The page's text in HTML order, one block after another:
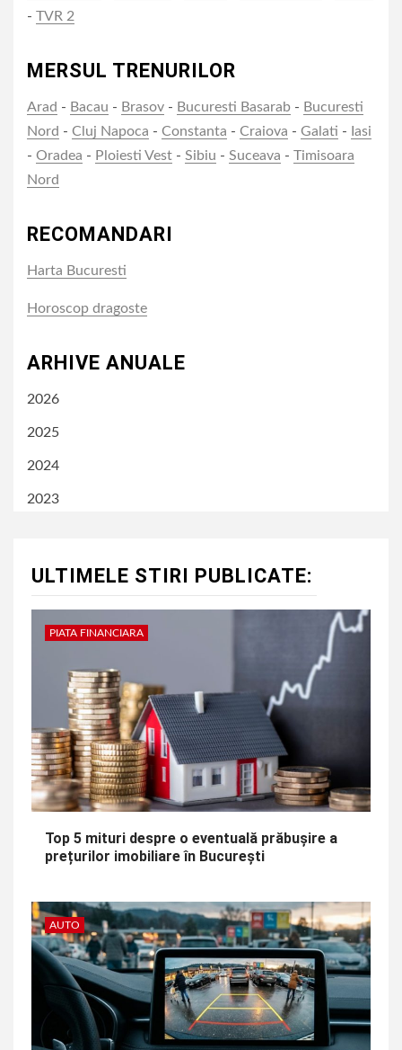
- TVR 2
MERSUL TRENURILOR
Arad - Bacau - Brasov - Bucuresti Basarab - Bucuresti
Nord - Cluj Napoca - Constanta - Craiova - Galati - Iasi
- Oradea - Ploiesti Vest - Sibiu - Suceava - Timisoara
Nord
RECOMANDARI
Harta Bucuresti
Horoscop dragoste
ARHIVE ANUALE
2026
2025
2024
2023
ULTIMELE STIRI PUBLICATE:
PIATA FINANCIARA
Top 5 mituri despre o eventuală prăbușire a
prețurilor imobiliare în București
AUTO